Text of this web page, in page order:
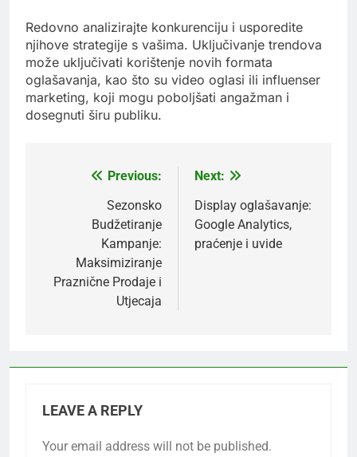
Redovno analizirajte konkurenciju i usporedite
njihove strategije s vašima. Uključivanje trendova
može uključivati korištenje novih formata
oglašavanja, kao što su video oglasi ili influenser
marketing, koji mogu poboljšati angažman i
dosegnuti širu publiku.
navigation
Previous:
Sezonsko
Budžetiranje
Kampanje:
Maksimiziranje
Praznične Prodaje i
Utjecaja
Next:
Display oglašavanje:
Google Analytics,
praćenje i uvide
LEAVE A REPLY
Your email address will not be published.